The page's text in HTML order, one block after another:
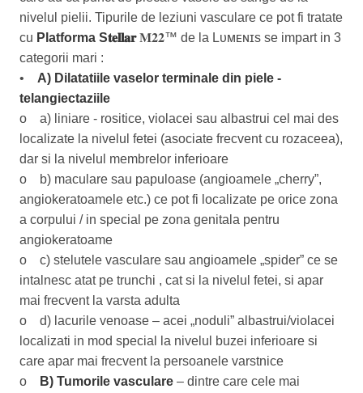
nivelul pielii. Tipurile de leziuni vasculare ce pot fi tratate
cu Platforma S𝐭𝐞𝐥𝐥𝐚𝐫 𝐌𝟐𝟐™ de la Lᴜᴍᴇɴɪs se impart in 3
categorii mari :
• A) Dilatatiile vaselor terminale din piele -
telangiectaziile
o a) liniare - rositice, violacei sau albastrui cel mai des
localizate la nivelul fetei (asociate frecvent cu rozaceea),
dar si la nivelul membrelor inferioare
o b) maculare sau papuloase (angioamele „cherry”,
angiokeratoamele etc.) ce pot fi localizate pe orice zona
a corpului / in special pe zona genitala pentru
angiokeratoame
o c) stelutele vasculare sau angioamele „spider” ce se
intalnesc atat pe trunchi , cat si la nivelul fetei, si apar
mai frecvent la varsta adulta
o d) lacurile venoase – acei „noduli” albastrui/violacei
localizati in mod special la nivelul buzei inferioare si
care apar mai frecvent la persoanele varstnice
o
B) Tumorile vasculare – dintre care cele mai